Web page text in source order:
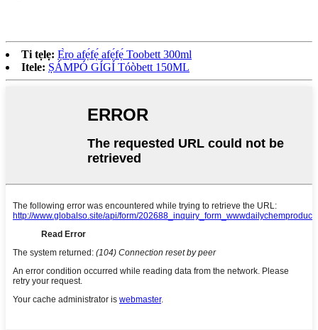
Ti tẹlẹ: Ẹ̀rọ afẹ́fẹ́ afẹ́fẹ́ Toobett 300ml
Itele: ṢÁMPÓ GÍGÍ Tóòbett 150ML